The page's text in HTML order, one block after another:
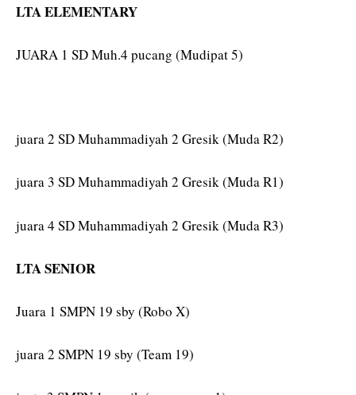
LTA ELEMENTARY
JUARA 1 SD Muh.4 pucang (Mudipat 5)
juara 2 SD Muhammadiyah 2 Gresik (Muda R2)
juara 3 SD Muhammadiyah 2 Gresik (Muda R1)
juara 4 SD Muhammadiyah 2 Gresik (Muda R3)
LTA SENIOR
Juara 1 SMPN 19 sby (Robo X)
juara 2 SMPN 19 sby (Team 19)